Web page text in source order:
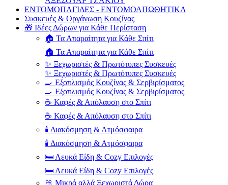
ΕΝΤΟΜΟΠΑΓΙΔΕΣ - ΕΝΤΟΜΟΑΠΩΘΗΤΙΚΑ
Συσκευές & Οργάνωση Κουζίνας
🎁 Ιδέες Δώρων για Κάθε Περίσταση
🏠 Τα Απαραίτητα για Κάθε Σπίτι
🏠 Τα Απαραίτητα για Κάθε Σπίτι
✨ Ξεχωριστές & Πρωτότυπες Συσκευές
✨ Ξεχωριστές & Πρωτότυπες Συσκευές
🍳 Εξοπλισμός Κουζίνας & Σερβιρίσματος
🍳 Εξοπλισμός Κουζίνας & Σερβιρίσματος
☕ Καφές & Απόλαυση στο Σπίτι
☕ Καφές & Απόλαυση στο Σπίτι
🕯️ Διακόσμηση & Ατμόσφαιρα
🕯️ Διακόσμηση & Ατμόσφαιρα
🛏️ Λευκά Είδη & Cozy Επιλογές
🛏️ Λευκά Είδη & Cozy Επιλογές
🎀 Μικρά αλλά Ξεχωριστά Δώρα